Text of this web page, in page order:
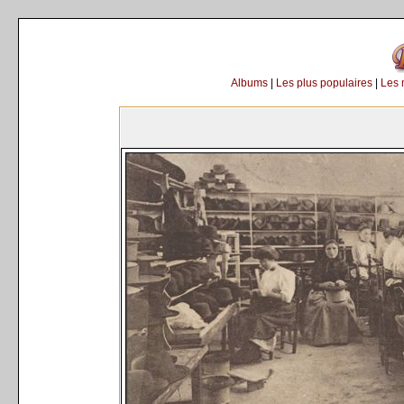
Albums| Les plus populaires| Les